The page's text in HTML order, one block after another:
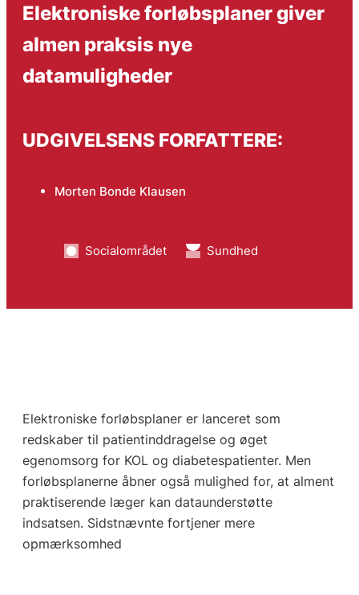
Elektroniske forløbsplaner giver
­almen praksis nye
datamuligheder
UDGIVELSENS FORFATTERE:
Morten Bonde Klausen
Socialområdet Sundhed
Elektroniske forløbsplaner er lanceret som
redskaber til patientinddragelse og øget
egenomsorg for KOL og diabetespatienter. Men
forløbsplanerne åbner også mulighed for, at alment
praktiserende læger kan dataunderstøtte
indsatsen. Sidstnævnte fortjener mere
opmærksomhed